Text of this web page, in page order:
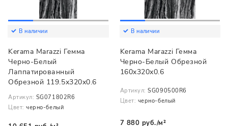
В наличии
Kerama Marazzi Гемма
Черно-Белый
Лаппатированный
Обрезной 119.5х320х0.6
Артикул: SG071802R6
Цвет: черно-белый
В наличии
Kerama Marazzi Гемма
Черно-Белый Обрезной
160х320х0.6
Артикул: SG090500R6
Цвет: черно-белый
7 880 руб./м²